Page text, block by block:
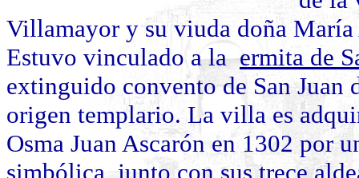
Villamayor y su viuda doña
Estuvo vinculado a laermita de
extinguido convento de San Juan
origen templario. La villa es
Osma Juan Ascarón en 1302 por
simbólica, junto con sus trece